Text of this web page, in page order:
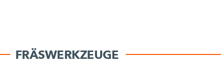
FRÄSWERKZEUGE